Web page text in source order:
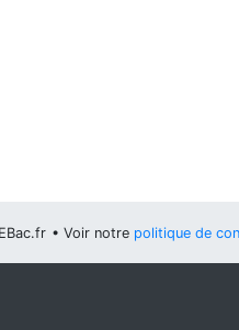
• Voir notre politique de